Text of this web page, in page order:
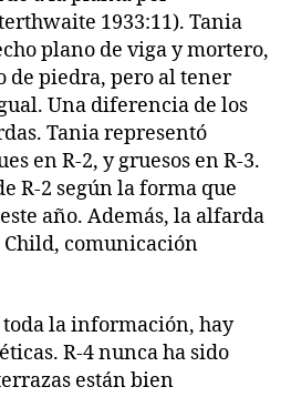
1933:11). Tania
plano de viga y mortero,
de piedra, pero al tener
Una diferencia de los
Tania representó
en R-2, y gruesos en R-3.
R-2 según la forma que
año. Además, la alfarda
Child, comunicación
la información, hay
R-4 nunca ha sido
están bien